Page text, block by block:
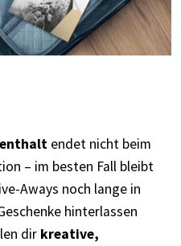
endet nicht beim
– im besten Fall bleibt
Aways noch lange in
hinterlassen
dir kreative,